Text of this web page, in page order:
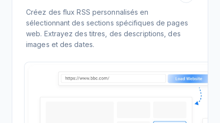
Créez des flux RSS personnalisés en
sélectionnant des sections spécifiques de pages
web. Extrayez des titres, des descriptions, des
images et des dates.